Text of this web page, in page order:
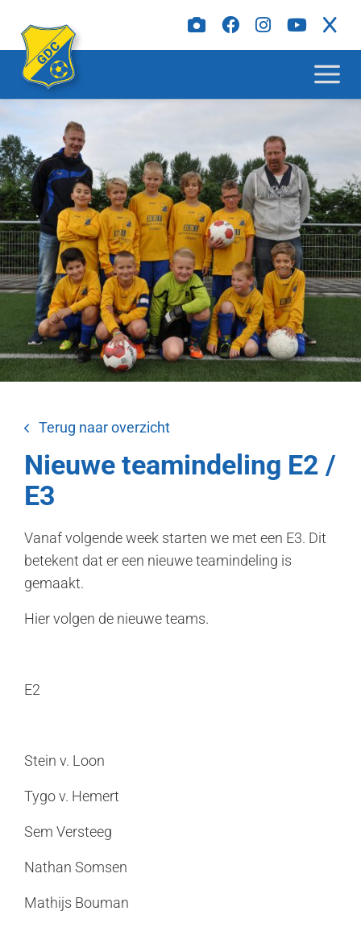
Terug naar overzicht
Nieuwe teamindeling E2 /
E3
Vanaf volgende week starten we met een E3. Dit
betekent dat er een nieuwe teamindeling is
gemaakt.
Hier volgen de nieuwe teams.
E2
Stein v. Loon
Tygo v. Hemert
Sem Versteeg
Nathan Somsen
Mathijs Bouman